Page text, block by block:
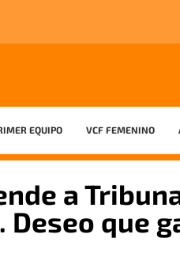
EQUIPO VCF FEMENINO
a
que